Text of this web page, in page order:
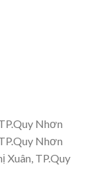
Nhơn
Nhơn
Xuân, TP.Quy